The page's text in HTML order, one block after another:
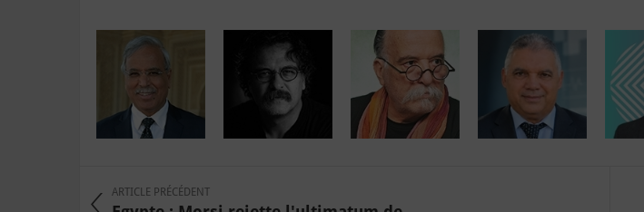
ARTICLE PRÉCÉDENT